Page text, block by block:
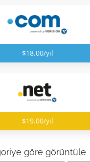
$18.00/yıl
$19.00/yıl
göre görüntüle